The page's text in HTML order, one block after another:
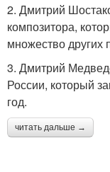
2. Дмитрий
композитора,
множество других
3. Дмитрий
России, который
год.
читать дальше →